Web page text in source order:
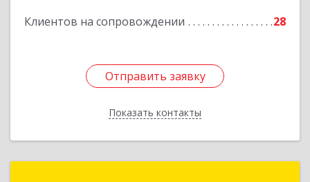
Клиентов на сопровождении 28
Отправить заявку
Показать контакты
Отправить заявку
Назад